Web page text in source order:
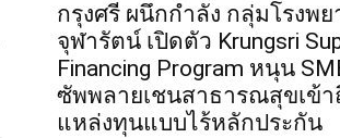
กรุงศรี ผนึกกำลัง กลุ่มโรงพย
จุฬารัตน์ เปิดตัว Krungsri
Financing Program หนุน
ซัพพลายเชนสาธารณสุขเข้า
แหล่งทุนแบบไร้หลักประกัน